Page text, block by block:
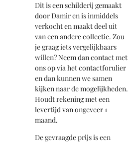
Dit is een schilderij gemaakt
door Damir en is inmiddels
verkocht en maakt deel uit
van een andere collectie. Zou
je graag iets vergelijkbaars
willen? Neem dan contact met
ons op via het contactforulier
en dan kunnen we samen
kijken naar de mogelijkheden.
Houdt rekening met een
levertijd van ongeveer 1
maand.
De gevraagde prijs is een